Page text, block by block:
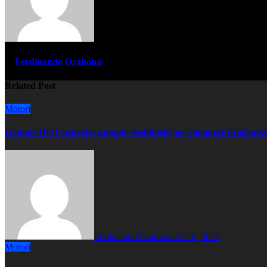
Ferdinando Orabona
Related Post
Motori
Gomme DOT usurate: quando sostituirle per rimanere in
Ferdinando Orabona Giu 6, 2025
Motori